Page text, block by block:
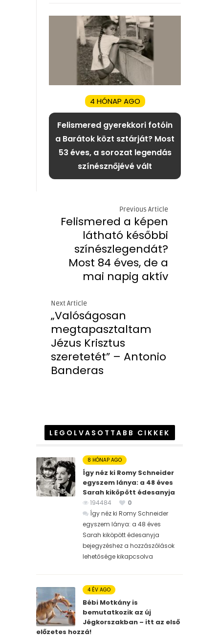
4 HÓNAP AGO
Felismered gyerekkori fotóin
a Barátok közt sztárját? Most
53 éves, a sorozat legendás
színésznőjévé vált
Previous Article
Felismered a képen
látható későbbi
színészlegendát?
Most 84 éves, de a
mai napig aktív
Next Article
„Valóságosan
megtapasztaltam
Jézus Krisztus
szeretetét” – Antonio
Banderas
LEGOLVASOTTABB CIKKEK
8 HÓNAP AGO
Így néz ki Romy Schneider
egyszem lánya: a 48 éves
Sarah kiköpött édesanyja
194484
0
Így néz ki Romy Schneider
egyszem lánya: a 48 éves
Sarah kiköpött édesanyja
bejegyzéshez a hozzászólások
lehetősége kikapcsolva
4 ÉV AGO
Bébi Motkány is
bemutatkozik az új
Jégkorszakban – itt az első
előzetes hozzá!